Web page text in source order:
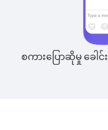
စကားပြောဆိုမှု ခေါင်